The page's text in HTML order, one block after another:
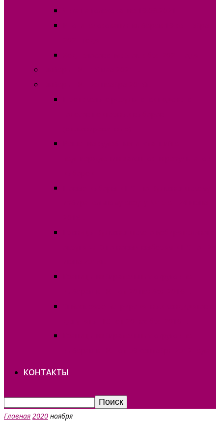
КОНТАКТЫ
Главная 2020 ноября